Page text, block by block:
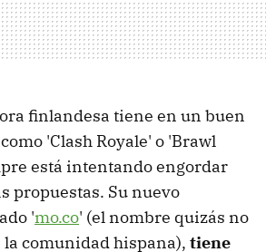
finlandesa tiene en un buen
'Clash Royale' o 'Brawl
está intentando engordar
propuestas. Su nuevo
'mo.co' (el nombre quizás no
la comunidad hispana), tiene